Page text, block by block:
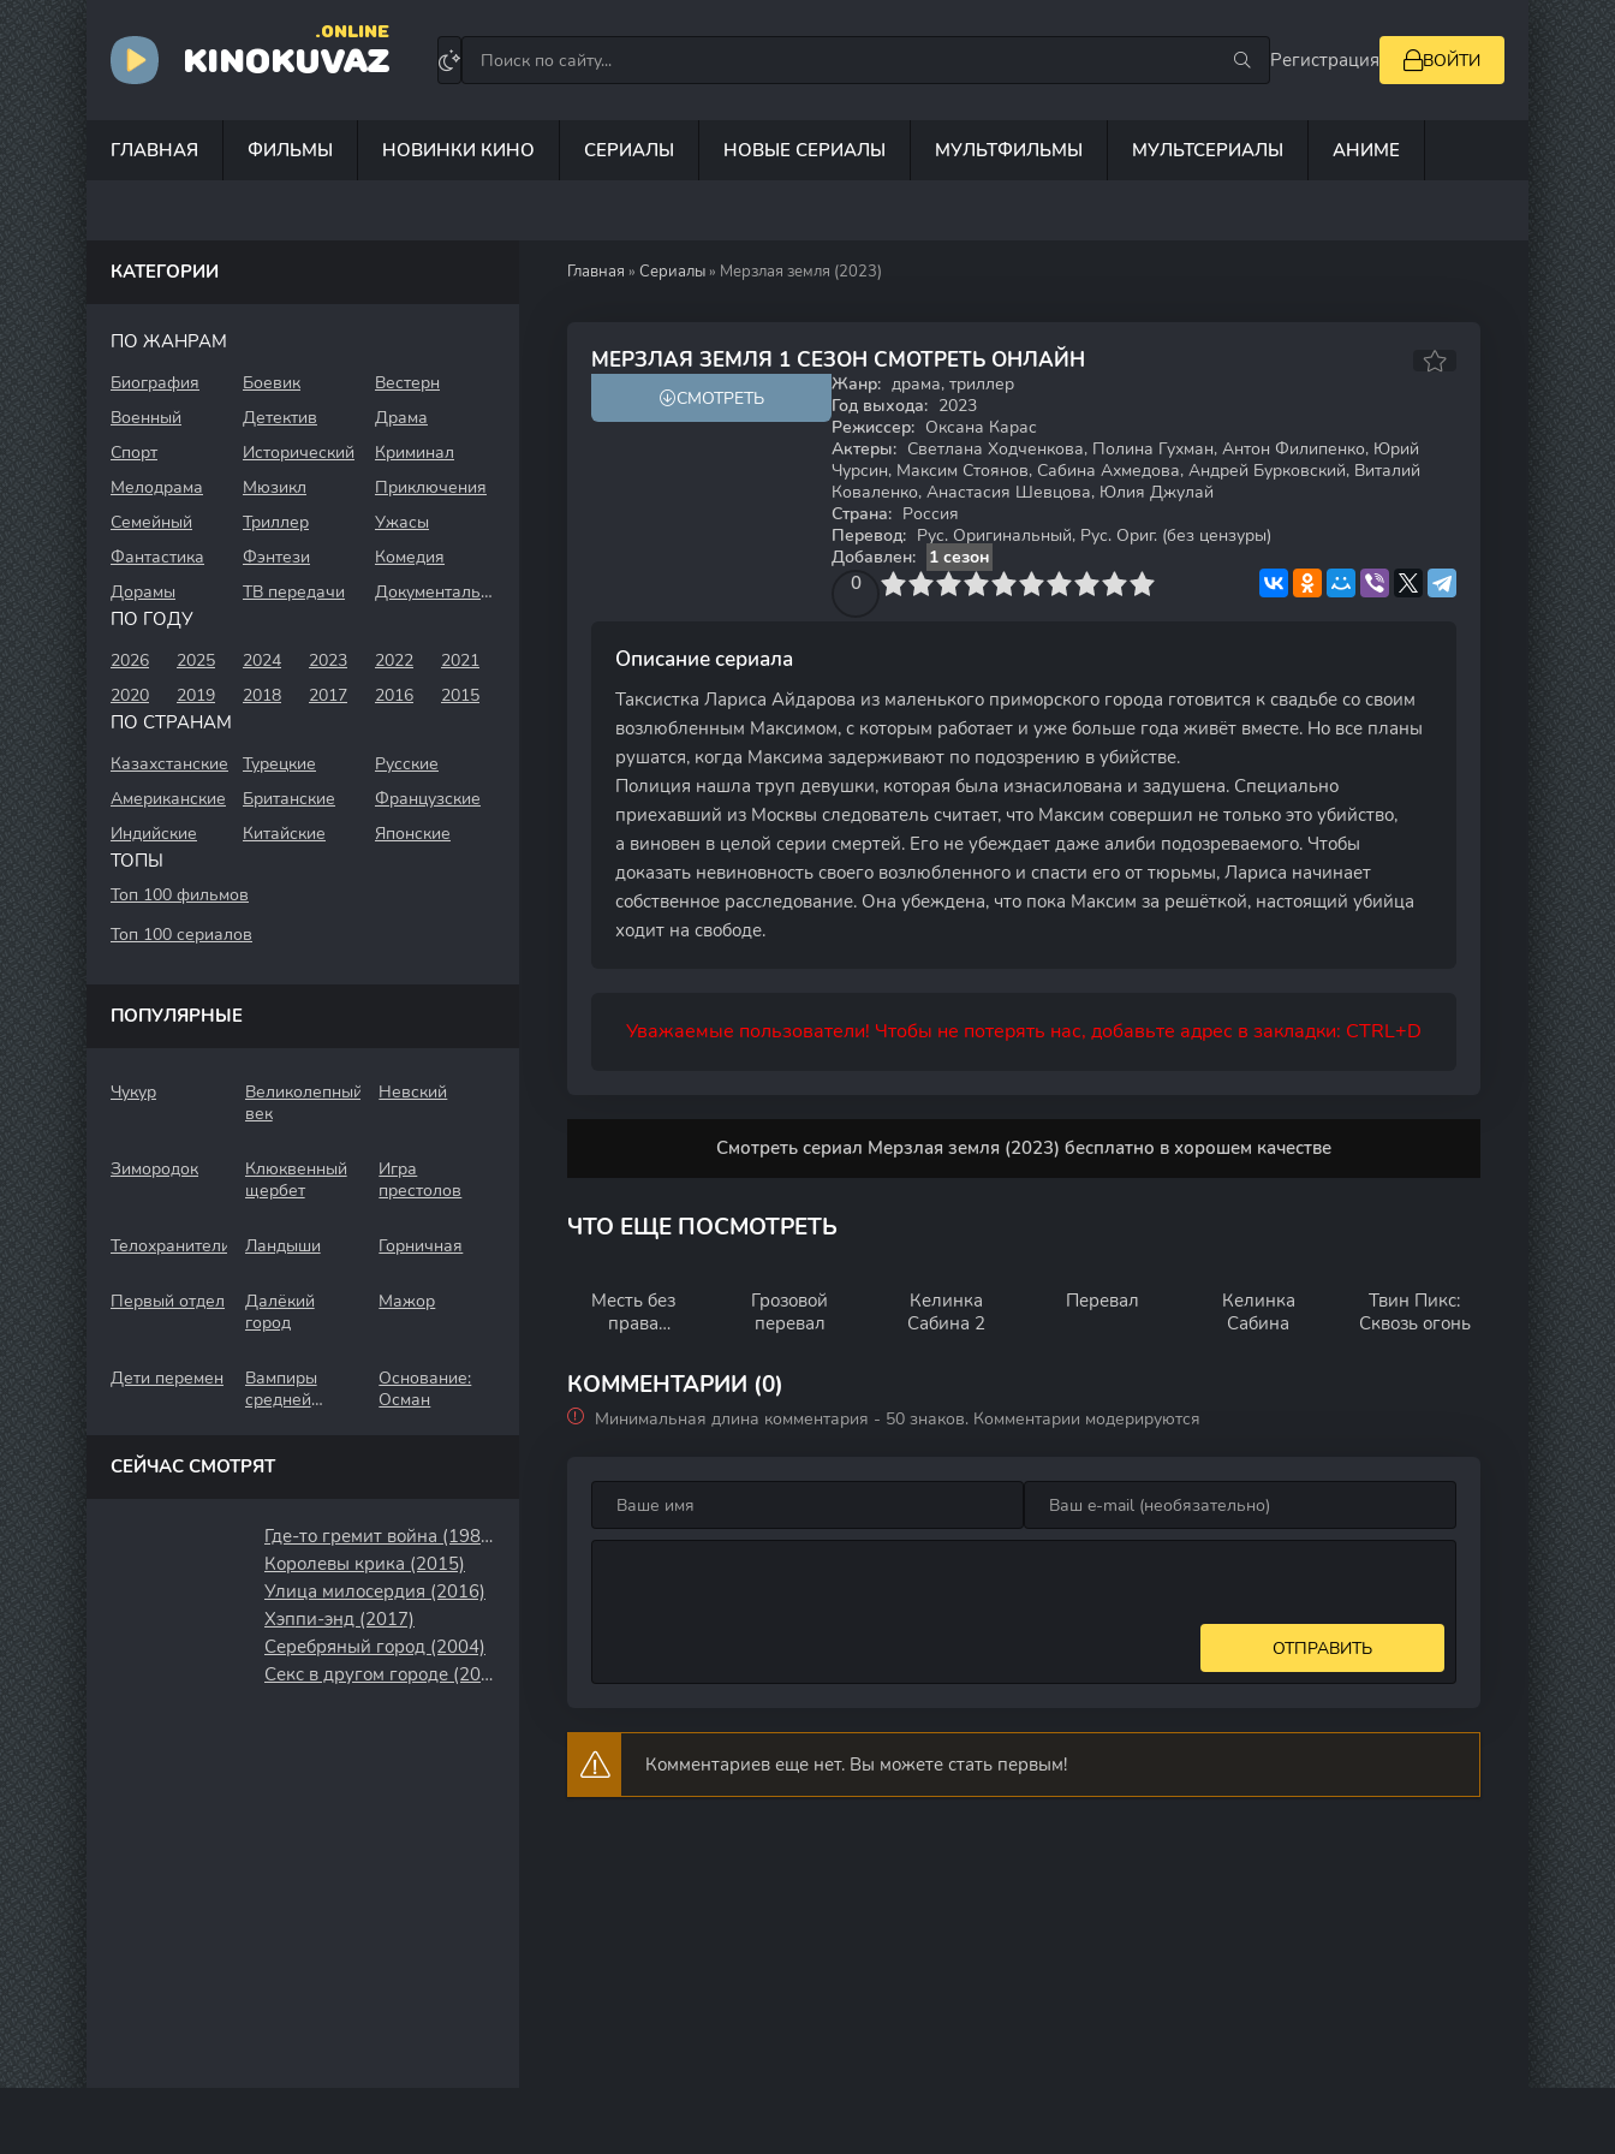
KINOKUVAZ
.ONLINE
Регистрация ВОЙТИ
ГЛАВНАЯ ФИЛЬМЫ НОВИНКИ КИНО СЕРИАЛЫ НОВЫЕ СЕРИАЛЫ МУЛЬТФИЛЬМЫ МУЛЬТСЕРИАЛЫ АНИМЕ
Главная » Сериалы » Мерзлая земля (2023)
МЕРЗЛАЯ ЗЕМЛЯ 1 СЕЗОН СМОТРЕТЬ ОНЛАЙН
7.0
СМОТРЕТЬ
Жанр: драма, триллер
Год выхода: 2023
Режиссер: Оксана Карас
Актеры: Светлана Ходченкова, Полина Гухман, Антон Филипенко, Юрий
Чурсин, Максим Стоянов, Сабина Ахмедова, Андрей Бурковский, Виталий
Коваленко, Анастасия Шевцова, Юлия Джулай
Страна: Россия
Перевод: Рус. Оригинальный, Рус. Ориг. (без цензуры)
Добавлен:
1 сезон
0
4 6 7 8 9 10
Описание сериала
Таксистка Лариса Айдарова из маленького приморского города готовится к свадьбе со своим
возлюбленным Максимом, с которым работает и уже больше года живёт вместе. Но все планы
рушатся, когда Максима задерживают по подозрению в убийстве.
Полиция нашла труп девушки, которая была изнасилована и задушена. Специально
приехавший из Москвы следователь считает, что Максим совершил не только это убийство,
а виновен в целой серии смертей. Его не убеждает даже алиби подозреваемого. Чтобы
доказать невиновность своего возлюбленного и спасти его от тюрьмы, Лариса начинает
собственное расследование. Она убеждена, что пока Максим за решёткой, настоящий убийца
ходит на свободе.
Уважаемые пользователи! Чтобы не потерять нас, добавьте адрес в закладки: CTRL+D
Смотреть сериал Мерзлая земля (2023) бесплатно в хорошем качестве
ЧТО ЕЩЕ ПОСМОТРЕТЬ
Месть без
права
Грозовой
перевал
Келинка
Сабина 2
Перевал
Келинка
Сабина
Твин Пикс:
Сквозь огонь
КОММЕНТАРИИ (0)
Минимальная длина комментария - 50 знаков. Комментарии модерируются
ОТПРАВИТЬ
Комментариев еще нет. Вы можете стать первым!
КАТЕГОРИИ
ПО ЖАНРАМ
Биография Боевик
Вестерн
Военный
Детектив
Драма
Спорт
Исторический
Криминал
Мелодрама
Мюзикл
Приключения
Семейный
Триллер
Ужасы
Фантастика
Фэнтези
Комедия
Дорамы
ТВ передачи Документальный
ПО ГОДУ
2026 2025 2024 2023 2022
2021
2020
2019 2018 2017 2016 2015
ПО СТРАНАМ
Казахстанские Турецкие
Русские
Американские
Британские
Французские
Индийские
Китайские Японские
ТОПЫ
Топ 100 фильмов
Топ 100 сериалов
ПОПУЛЯРНЫЕ
Чукур
Великолепный
век
Невский
Зимородок
Клюквенный
щербет
Игра
престолов
Телохранители Ландыши Горничная
Первый отдел
Далёкий
город
Мажор
Дети перемен
Вампиры
средней
Основание:
Осман
СЕЙЧАС СМОТРЯТ
Где-то гремит война (1986)
Королевы крика (2015)
Улица милосердия (2016)
Хэппи-энд (2017)
Серебряный город (2004)
Секс в другом городе (2004)